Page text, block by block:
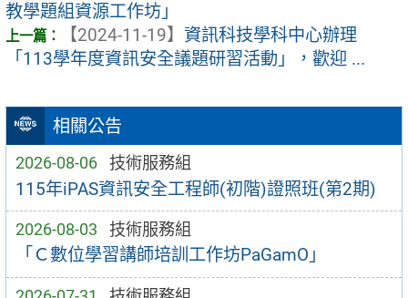
相關公告
2026-08-06 技術服務組
115年iPAS資訊安全工程師(初階)證照班(第2期)
2026-08-03 技術服務組
「Ｃ數位學習講師培訓工作坊PaGamO」
教學題組資源工作坊」
【2024-11-19】 資訊科技學科中心辦理
「113學年度資訊安全議題研習活動」，歡迎 ...